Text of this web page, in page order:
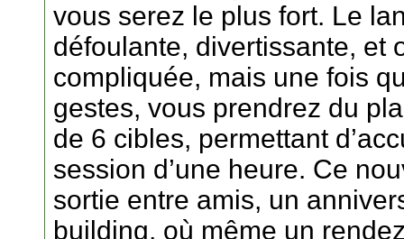
vous serez le plus fort. Le
défoulante, divertissante, et
compliquée, mais une fois
gestes, vous prendrez du
de 6 cibles, permettant
session d’une heure. Ce
sortie entre amis, un
building, où même un